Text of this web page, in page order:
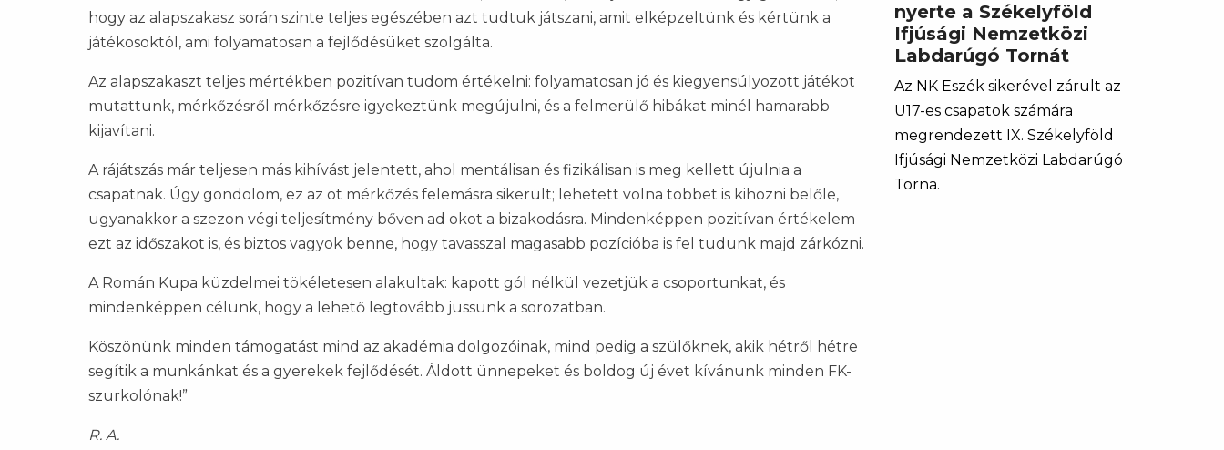
hogy az alapszakasz során szinte teljes egészében azt tudtuk játszani, amit elképzeltünk és kértünk a
játékosoktól, ami folyamatosan a fejlődésüket szolgálta.
Az alapszakaszt teljes mértékben pozitívan tudom értékelni: folyamatosan jó és kiegyensúlyozott játékot
mutattunk, mérkőzésről mérkőzésre igyekeztünk megújulni, és a felmerülő hibákat minél hamarabb
kijavítani.
A rájátszás már teljesen más kihívást jelentett, ahol mentálisan és fizikálisan is meg kellett újulnia a
csapatnak. Úgy gondolom, ez az öt mérkőzés felemásra sikerült; lehetett volna többet is kihozni belőle,
ugyanakkor a szezon végi teljesítmény bőven ad okot a bizakodásra. Mindenképpen pozitívan értékelem
ezt az időszakot is, és biztos vagyok benne, hogy tavasszal magasabb pozícióba is fel tudunk majd zárkózni.
A Román Kupa küzdelmei tökéletesen alakultak: kapott gól nélkül vezetjük a csoportunkat, és
mindenképpen célunk, hogy a lehető legtovább jussunk a sorozatban.
Köszönünk minden támogatást mind az akadémia dolgozóinak, mind pedig a szülőknek, akik hétről hétre
segítik a munkánkat és a gyerekek fejlődését. Áldott ünnepeket és boldog új évet kívánunk minden FK-
szurkolónak!”
R. A.
nyerte a Székelyföld
Ifjúsági Nemzetközi
Labdarúgó Tornát
Az NK Eszék sikerével zárult az
U17-es csapatok számára
megrendezett IX. Székelyföld
Ifjúsági Nemzetközi Labdarúgó
Torna.